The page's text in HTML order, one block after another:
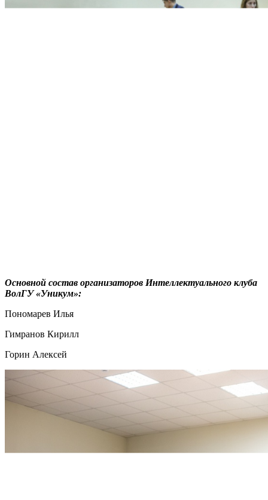
Основной состав организаторов Интеллектуального клуба
ВолГУ «Уникум»:
Пономарев Илья
Гимранов Кирилл
Горин Алексей